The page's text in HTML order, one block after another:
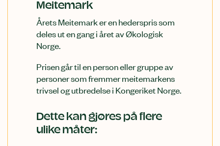
Meitemark
Årets Meitemark er en hederspris som
deles ut en gang i året av Økologisk
Norge.
Prisen går til en person eller gruppe av
personer som fremmer meitemarkens
trivsel og utbredelse i Kongeriket Norge.
Dette kan gjøres på flere
ulike måter: